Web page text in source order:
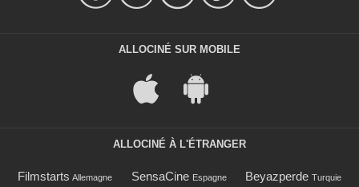
ALLOCINÉ SUR MOBILE
ALLOCINÉ À L'ÉTRANGER
Filmstarts Allemagne SensaCine Espagne Beyazperde Turquie